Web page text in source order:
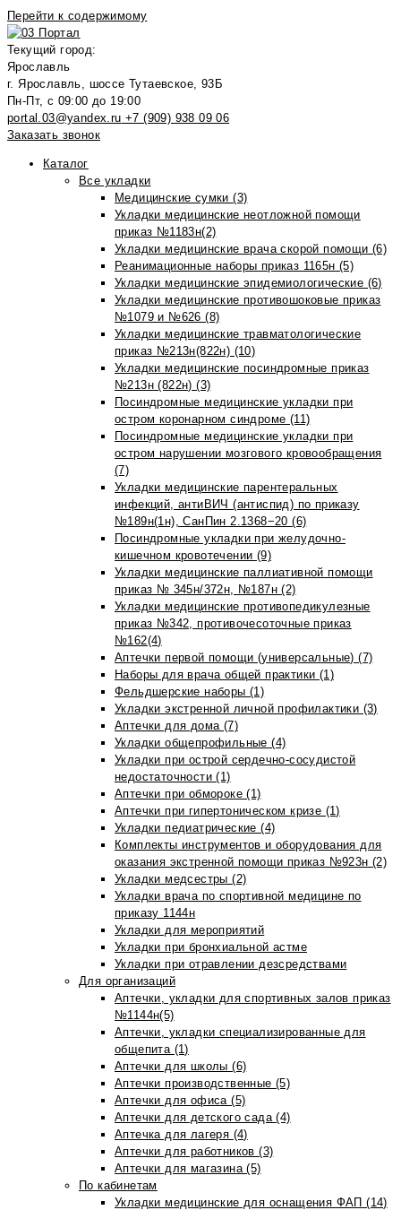
Перейти к содержимому
Текущий город:
Ярославль
г. Ярославль, шоссе Тутаевское, 93Б
Пн-Пт, с 09:00 до 19:00
portal.03@yandex.ru +7 (909) 938 09 06
Заказать звонок
Каталог
Все укладки
Медицинские сумки (3)
Укладки медицинские неотложной помощи
приказ №1183н(2)
Укладки медицинские врача скорой помощи (6)
Реанимационные наборы приказ 1165н (5)
Укладки медицинские эпидемиологические (6)
Укладки медицинские противошоковые приказ
№1079 и №626 (8)
Укладки медицинские травматологические
приказ №213н(822н) (10)
Укладки медицинские посиндромные приказ
№213н (822н) (3)
Посиндромные медицинские укладки при
остром коронарном синдроме (11)
Посиндромные медицинские укладки при
остром нарушении мозгового кровообращения
(7)
Укладки медицинские парентеральных
инфекций, антиВИЧ (антиспид) по приказу
№189н(1н), СанПин 2.1368−20 (6)
Посиндромные укладки при желудочно-
кишечном кровотечении (9)
Укладки медицинские паллиативной помощи
приказ № 345н/372н, №187н (2)
Укладки медицинские противопедикулезные
приказ №342, противочесоточные приказ
№162(4)
Аптечки первой помощи (универсальные) (7)
Наборы для врача общей практики (1)
Фельдшерские наборы (1)
Укладки экстренной личной профилактики (3)
Аптечки для дома (7)
Укладки общепрофильные (4)
Укладки при острой сердечно-сосудистой
недостаточности (1)
Аптечки при обмороке (1)
Аптечки при гипертоническом кризе (1)
Укладки педиатрические (4)
Комплекты инструментов и оборудования для
оказания экстренной помощи приказ №923н (2)
Укладки медсестры (2)
Укладки врача по спортивной медицине по
приказу 1144н
Укладки для мероприятий
Укладки при бронхиальной астме
Укладки при отравлении дезсредствами
Для организаций
Аптечки, укладки для спортивных залов приказ
№1144н(5)
Аптечки, укладки специализированные для
общепита (1)
Аптечки для школы (6)
Аптечки производственные (5)
Аптечки для офиса (5)
Аптечки для детского сада (4)
Аптечка для лагеря (4)
Аптечки для работников (3)
Аптечки для магазина (5)
По кабинетам
Укладки медицинские для оснащения ФАП (14)